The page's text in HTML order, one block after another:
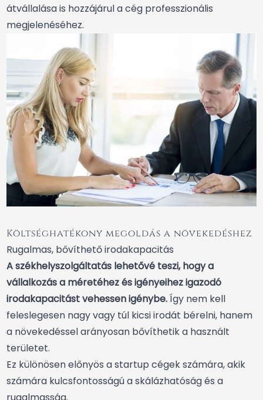
átvállalása is hozzájárul a cég professzionális
megjelenéséhez.
Költséghatékony megoldás a növekedéshez
Rugalmas, bővíthető irodakapacitás
A székhelyszolgáltatás lehetővé teszi, hogy a
vállalkozás a méretéhez és igényeihez igazodó
irodakapacitást vehessen igénybe.Így nem kell
feleslegesen nagy vagy túl kicsi irodát bérelni, hanem
a növekedéssel arányosan bővíthetik a használt
területet.
Ez különösen előnyös a startup cégek számára, akik
számára kulcsfontosságú a skálázhatóság és a